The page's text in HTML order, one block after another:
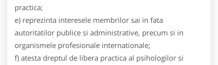
practica;
e) reprezinta interesele membrilor sai in fata
autoritatilor publice si administrative, precum si in
organismele profesionale internationale;
f) atesta dreptul de libera practica al psihologilor si